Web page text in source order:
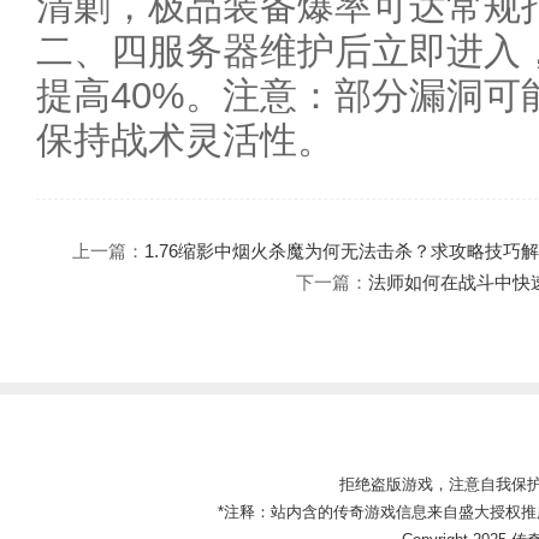
二、四服务器维护后立即进入
提高40%。注意：部分漏洞可
保持战术灵活性。
上一篇： 1.76缩影中烟火杀魔为何无法击杀？求攻略技巧
下一篇： 法师如何在战斗中快
拒绝盗版游戏，注意自我保
*注释：站内含的传奇游戏信息来自盛大授权